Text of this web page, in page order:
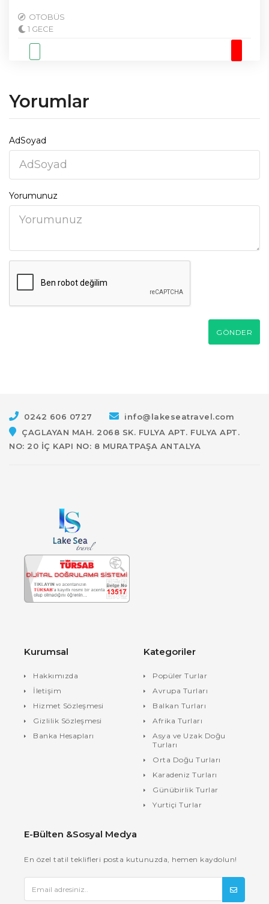
OTOBÜS
1 GECE
Yorumlar
AdSoyad
Yorumunuz
GÖNDER
0242 606 0727
info@lakeseatravel.com
ÇAGLAYAN MAH. 2068 SK. FULYA APT. FULYA APT.
NO: 20 İÇ KAPI NO: 8 MURATPAŞA ANTALYA
Kurumsal
Hakkımızda
İletişim
Hizmet Sözleşmesi
Gizlilik Sözleşmesi
Banka Hesapları
Kategoriler
Popüler Turlar
Avrupa Turları
Balkan Turları
Afrika Turları
Asya ve Uzak Doğu
Turları
Orta Doğu Turları
Karadeniz Turları
Günübirlik Turlar
Yurtiçi Turlar
E-Bülten &Sosyal Medya
En özel tatil teklifleri posta kutunuzda, hemen kaydolun!